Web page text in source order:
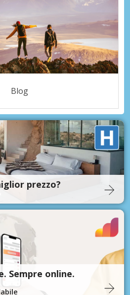
Blog
prezzo?
Sempre online.